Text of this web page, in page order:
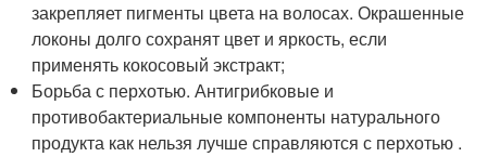
закрепляет пигменты цвета на волосах. Окрашенные
локоны долго сохранят цвет и яркость, если
применять кокосовый экстракт;
Борьба с перхотью. Антигрибковые и
противобактериальные компоненты натурального
продукта как нельзя лучше справляются с перхотью .